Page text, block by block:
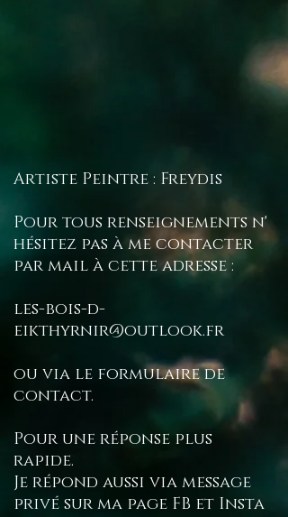
Artiste Peintre : Freydis
Pour tous renseignements n'
hésitez pas à me contacter
par mail à cette adresse :
les-bois-d-
eikthyrnir@outlook.fr
ou via le formulaire de
contact.
Pour une réponse plus
rapide.
Je répond aussi via message
privé sur ma page FB et Insta